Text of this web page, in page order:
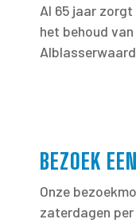
Al 65 jaar
het behoud
BEZOEK
Onze
zaterdagen per